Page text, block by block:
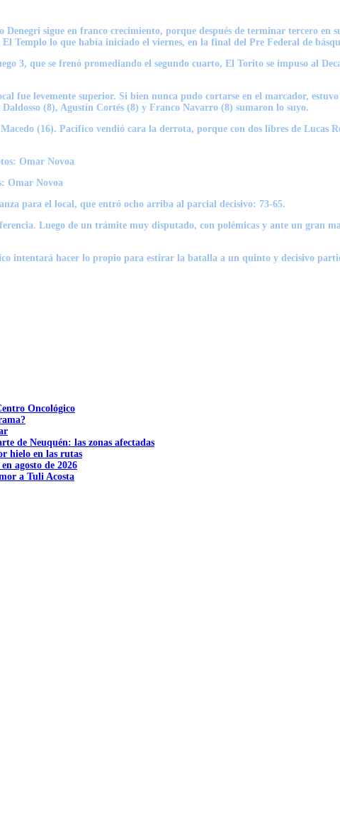
sigue en franco crecimiento, porque después de terminar tercero en
Templo lo que había iniciado el viernes, en la final del Pre Federal de
3, que se frenó promediando el segundo cuarto, El Torito se impuso al
fue levemente superior. Si bien nunca pudo cortarse en el marcador,
(8), Agustín Cortés (8) y Franco Navarro (8) sumaron lo suyo.
(16). Pacífico vendió cara la derrota, porque con dos libres de Lucas
Omar Novoa
para el local, que entró ocho arriba al parcial decisivo: 73-65.
Luego de un trámite muy disputado, con polémicas y ante un gran
intentará hacer lo propio para estirar la batalla a un quinto y decisivo
Oncológico
de Neuquén: las zonas afectadas
hielo en las rutas
agosto de 2026
a Tuli Acosta